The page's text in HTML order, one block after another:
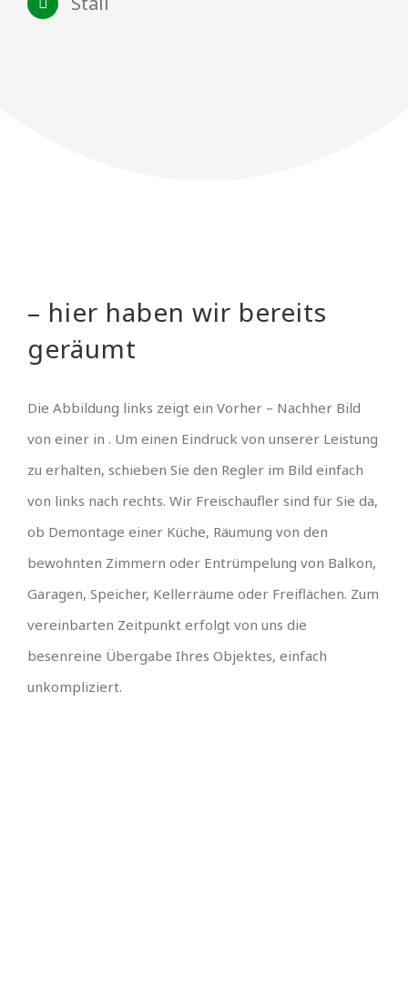
– hier haben wir bereits
geräumt
Die Abbildung links zeigt ein Vorher – Nachher Bild
von einer in . Um einen Eindruck von unserer Leistung
zu erhalten, schieben Sie den Regler im Bild einfach
von links nach rechts. Wir Freischaufler sind für Sie da,
ob Demontage einer Küche, Räumung von den
bewohnten Zimmern oder Entrümpelung von Balkon,
Garagen, Speicher, Kellerräume oder Freiflächen. Zum
vereinbarten Zeitpunkt erfolgt von uns die
besenreine Übergabe Ihres Objektes, einfach
unkompliziert.